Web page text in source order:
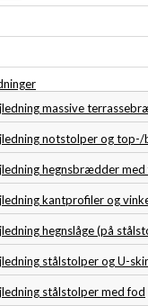
massive
notstolper og
hegnsbrædder
kantprofiler og
hegnslåge (på
stålstolper og U-
stålstolper med fod